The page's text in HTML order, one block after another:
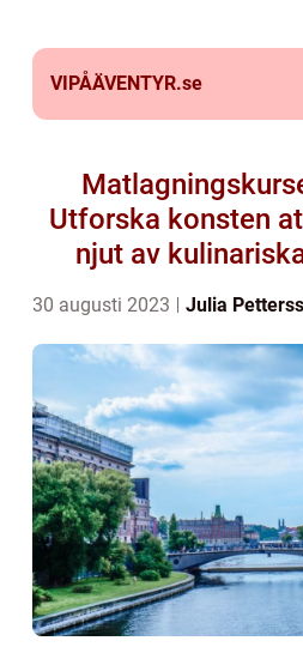
VIPÅÄVENTYR.se
Utforska konsten
njut av
30 augusti 2023 Julia